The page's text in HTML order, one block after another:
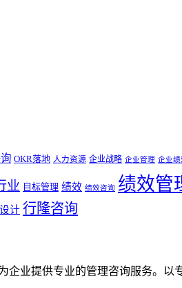
OKR落地 人力资源 企业战略 企业管理 企业绩
业 目标管理 绩效 绩效咨询 绩效管
计 行隆咨询
业提供专业的管理咨询服务。以